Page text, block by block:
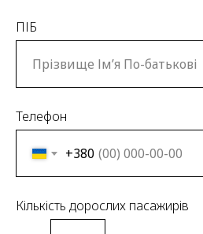
ПІБ
Телефон
+380
Кількість дорослих пасажирів